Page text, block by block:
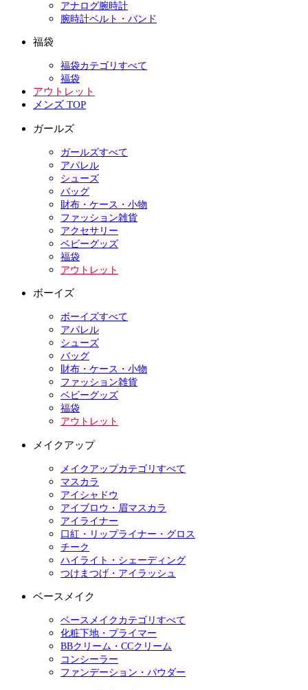
アナログ腕時計
腕時計ベルト・バンド
福袋
福袋カテゴリすべて
福袋
アウトレット
メンズ TOP
ガールズ
ガールズすべて
アパレル
シューズ
バッグ
財布・ケース・小物
ファッション雑貨
アクセサリー
ベビーグッズ
福袋
アウトレット
ボーイズ
ボーイズすべて
アパレル
シューズ
バッグ
財布・ケース・小物
ファッション雑貨
ベビーグッズ
福袋
アウトレット
メイクアップ
メイクアップカテゴリすべて
マスカラ
アイシャドウ
アイブロウ・眉マスカラ
アイライナー
口紅・リップライナー・グロス
チーク
ハイライト・シェーディング
つけまつげ・アイラッシュ
ベースメイク
ベースメイクカテゴリすべて
化粧下地・プライマー
BBクリーム・CCクリーム
コンシーラー
ファンデーション・パウダー